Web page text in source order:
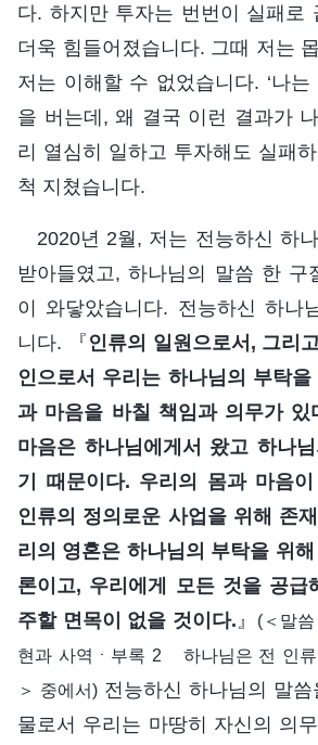
다. 하지만 투자는 번번이 실패로
더욱 힘들어졌습니다. 그때 저는
저는 이해할 수 없었습니다. ‘나
을 버는데, 왜 결국 이런 결과가
리 열심히 일하고 투자해도 실패
척 지쳤습니다.
2020년 2월, 저는 전능하신 하
받아들였고, 하나님의 말씀 한 구
이 와닿았습니다. 전능하신 하나
니다. 『 인류의 일원으로서, 그리
인으로서 우리는 하나님의 부탁
과 마음을 바칠 책임과 의무가 있
마음은 하나님에게서 왔고 하나
기 때문이다. 우리의 몸과 마음
인류의 정의로운 사업을 위해 존
리의 영혼은 하나님의 부탁을 위
론이고, 우리에게 모든 것을 공급
주할 면목이 없을 것이다. 』
(＜말
현과 사역ㆍ부록 2 하나님은 전 인
＞ 중에서) 전능하신 하나님의 말
물로서 우리는 마땅히 자신의 의